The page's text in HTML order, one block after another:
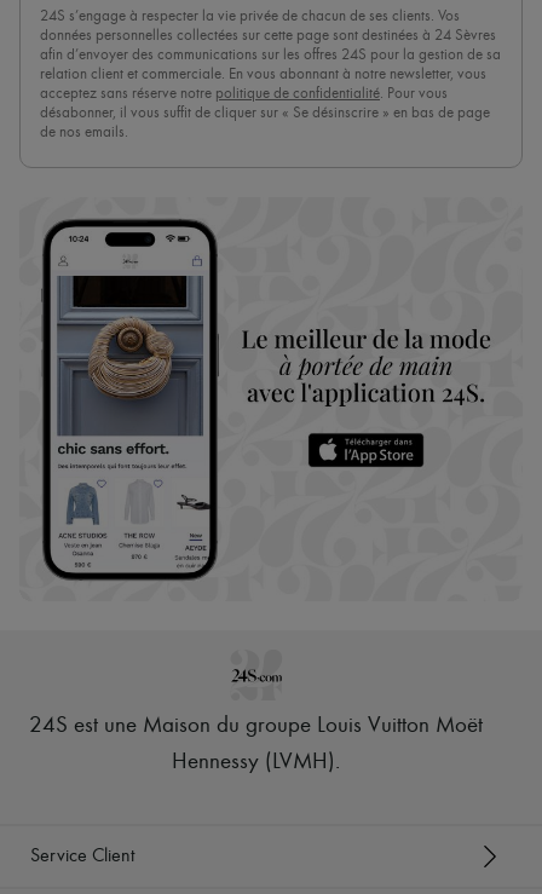
24S s’engage à respecter la vie privée de chacun de ses clients. Vos
données personnelles collectées sur cette page sont destinées à 24 Sèvres
afin d’envoyer des communications sur les offres 24S pour la gestion de sa
relation client et commerciale. En vous abonnant à notre newsletter, vous
acceptez sans réserve notre politique de confidentialité. Pour vous
désabonner, il vous suffit de cliquer sur « Se désinscrire » en bas de page
de nos emails.
24S est une Maison du groupe Louis Vuitton Moët
Hennessy (LVMH).
Service Client